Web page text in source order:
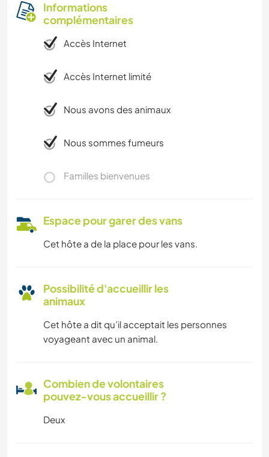
Informations
complémentaires
Accès Internet
Accès Internet limité
Nous avons des animaux
Nous sommes fumeurs
Familles bienvenues
Espace pour garer des vans
Cet hôte a de la place pour les vans.
Possibilité d'accueillir les
animaux
Cet hôte a dit qu’il acceptait les personnes
voyageant avec un animal.
Combien de volontaires
pouvez-vous accueillir ?
Deux